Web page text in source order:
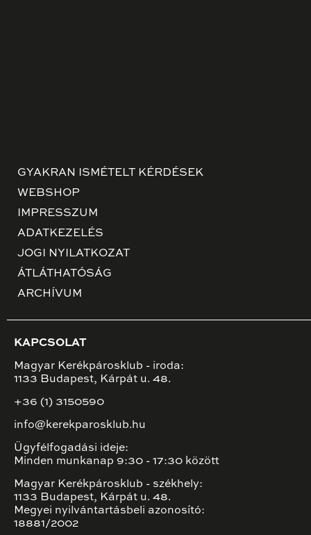
GYAKRAN ISMÉTELT KÉRDÉSEK
WEBSHOP
IMPRESSZUM
ADATKEZELÉS
JOGI NYILATKOZAT
ÁTLÁTHATÓSÁG
ARCHÍVUM
KAPCSOLAT
Magyar Kerékpárosklub - iroda:
1133 Budapest, Kárpát u. 48.
+36 (1) 3150590
info@kerekparosklub.hu
Ügyfélfogadási ideje:
Minden munkanap 9:30 - 17:30 között
Magyar Kerékpárosklub - székhely:
1133 Budapest, Kárpát u. 48.
Megyei nyilvántartásbeli azonosító:
18881/2002